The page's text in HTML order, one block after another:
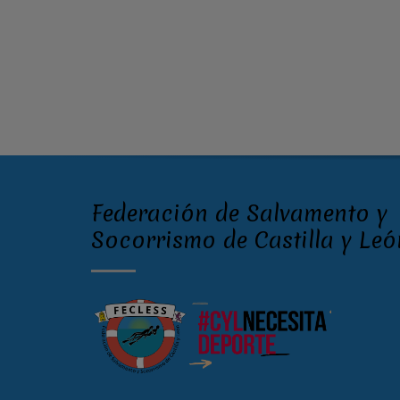
Federación de Salvamento y
Socorrismo de Castilla y